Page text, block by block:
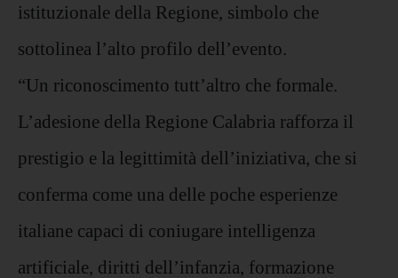
istituzionale della Regione, simbolo che
sottolinea l’alto profilo dell’evento.
“Un riconoscimento tutt’altro che formale.
L’adesione della Regione Calabria rafforza il
prestigio e la legittimità dell’iniziativa, che si
conferma come una delle poche esperienze
italiane capaci di coniugare intelligenza
artificiale, diritti dell’infanzia, formazione